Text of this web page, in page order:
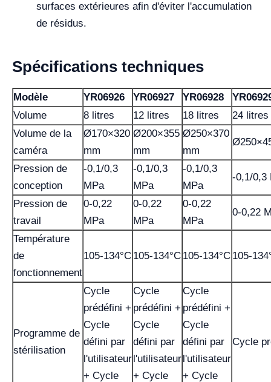
surfaces extérieures afin d'éviter l'accumulation
de résidus.
Spécifications techniques
Modèle YR06926 YR06927 YR06928
Volume
8 litres 12 litres 18 litres
24 litres
Volume de la
caméra
Ø170×320
mm
Ø200×355
mm
Ø250×370
mm
Pression de
conception
-0,1/0,3
MPa
-0,1/0,3
MPa
-0,1/0,3
MPa
-0,1/0,3
Pression de
travail
0-0,22
MPa
0-0,22
MPa
0-0,22
MPa
0-0,22
Température
de
fonctionnement
105-134°C 105-134°C 105-134°C 105-
Programme de
stérilisation
Cycle
prédéfini +
Cycle
défini par
l'utilisateur
+ Cycle
Cycle
prédéfini +
Cycle
défini par
l'utilisateur
+ Cycle
Cycle
prédéfini +
Cycle
défini par
l'utilisateur
+ Cycle
Cycle